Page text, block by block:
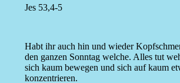
Jes 53,4-5
Habt ihr auch hin und wieder
den ganzen Sonntag welche. Alles tut
sich kaum bewegen und sich auf kaum
konzentrieren.